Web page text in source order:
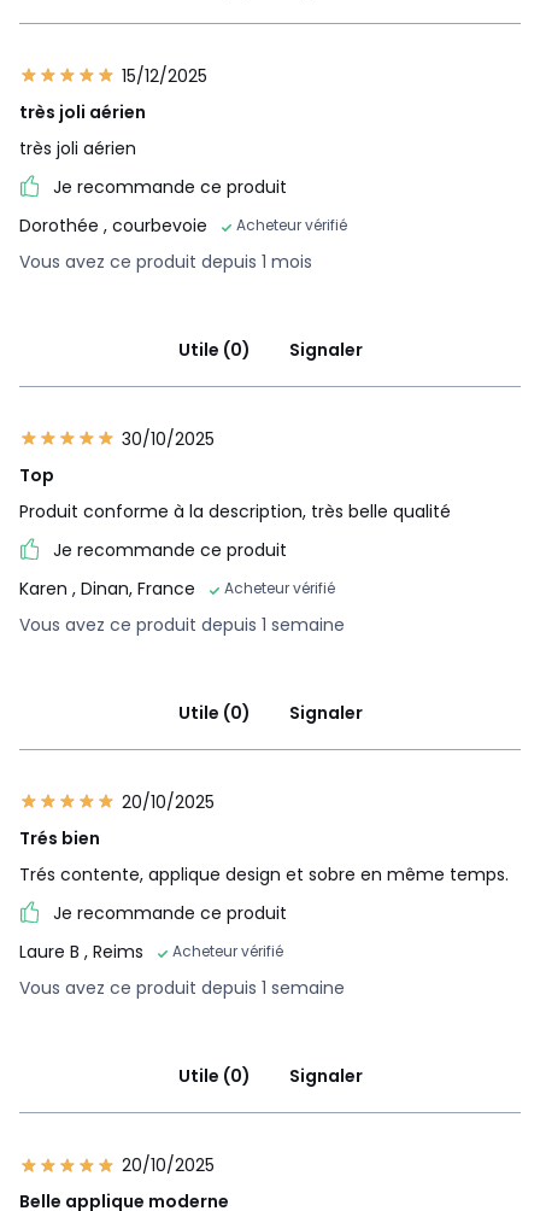
15/12/2025
très joli aérien
très joli aérien
Je recommande ce produit
Dorothée , courbevoie Acheteur vérifié
Vous avez ce produit depuis 1 mois
Utile (0) Signaler
30/10/2025
Top
Produit conforme à la description, très belle qualité
Je recommande ce produit
Karen , Dinan, France Acheteur vérifié
Vous avez ce produit depuis 1 semaine
Utile (0) Signaler
20/10/2025
Trés bien
Trés contente, applique design et sobre en même temps.
Je recommande ce produit
Laure B , Reims Acheteur vérifié
Vous avez ce produit depuis 1 semaine
Utile (0) Signaler
20/10/2025
Belle applique moderne